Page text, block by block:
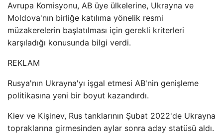
Avrupa Komisyonu, AB üye ülkelerine, Ukrayna ve
Moldova'nın birliğe katılıma yönelik resmi
müzakerelerin başlatılması için gerekli kriterleri
karşıladığı konusunda bilgi verdi.
REKLAM
Rusya'nın Ukrayna'yı işgal etmesi AB'nin genişleme
politikasına yeni bir boyut kazandırdı.
Kiev ve Kişinev, Rus tanklarının Şubat 2022'de Ukrayna
topraklarına girmesinden aylar sonra aday statüsü aldı.